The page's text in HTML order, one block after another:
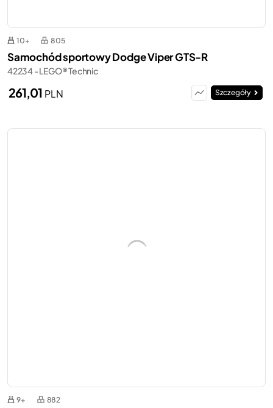
10+ 805
Samochód sportowy Dodge Viper GTS-R
42234 - LEGO® Technic
261,01 PLN Szczegóły
9+ 882